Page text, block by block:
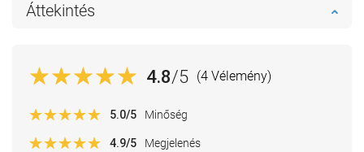
Áttekintés
4.8/5 (4 Vélemény)
5.0/5 Minőség
4.9/5 Megjelenés